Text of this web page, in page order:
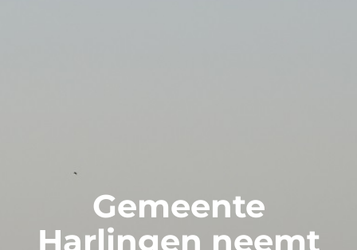
Gemeente
Harlingen neemt